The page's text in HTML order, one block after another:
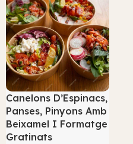
Canelons D’Espinacs,
Panses, Pinyons Amb
Beixamel I Formatge
Gratinats